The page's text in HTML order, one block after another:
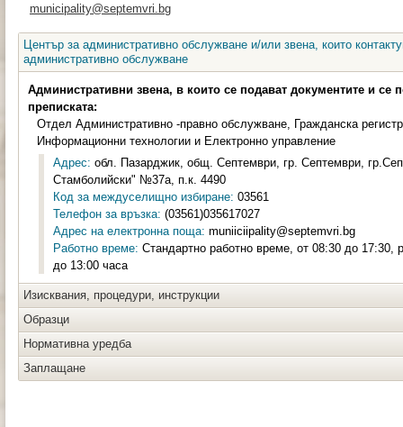
municipality@septemvri.bg
Център за административно обслужване и/или звена, които
административно обслужване
Административни звена, в които се подават документите и се
преписката:
Отдел Административно -правно обслужване, Гражданска
Информационни технологии и Електронно управление
Адрес: обл. Пазарджик, общ. Септември, гр. Септември,
Стамболийски" №37а, п.к. 4490
Код за междуселищно избиране: 03561
Телефон за връзка: (03561)035617027
Адрес на електронна поща: muniiciipality@septemvri.bg
Работно време: Стандартно работно време, от 08:30 до 17:30,
до 13:00 часа
Изисквания, процедури, инструкции
Образци
Нормативна уредба
Заплащане